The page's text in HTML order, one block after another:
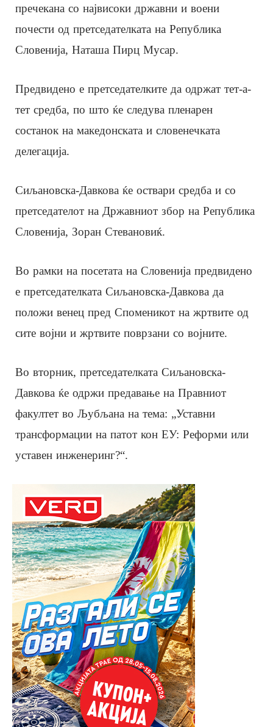
пречекана со највисоки државни и воени
почести од претседателката на Република
Словенија, Наташа Пирц Мусар.
Предвидено е претседателките да одржат тет-а-
тет средба, по што ќе следува пленарен
состанок на македонската и словенечката
делегација.
Сиљановска-Давкова ќе оствари средба и со
претседателот на Државниот збор на Република
Словенија, Зоран Стевановиќ.
Во рамки на посетата на Словенија предвидено
е претседателката Сиљановска-Давкова да
положи венец пред Споменикот на жртвите од
сите војни и жртвите поврзани со војните.
Во вторник, претседателката Сиљановска-
Давкова ќе одржи предавање на Правниот
факултет во Љубљана на тема: „Уставни
трансформации на патот кон ЕУ: Реформи или
уставен инженеринг?“.